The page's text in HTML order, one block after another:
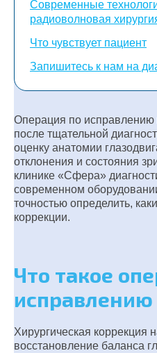
Современные
радиоволновая
Что чувствует пациент
Запишитесь к нам на
Операция по исправлению
после тщательной
оценку анатомии
отклонения и состояния
клинике «Сфера»
современном
точностью определить,
коррекции.
Что такое
исправлению
Хирургическая коррекция
восстановление баланса